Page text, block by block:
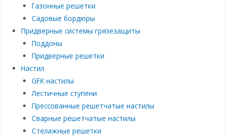
Газонные решетки
Садовые бордюры
Придверные системы грязезащиты
Поддоны
Придверные решетки
Настил
GFK настилы
Лестичные ступени
Прессованные решетчатые настилы
Сварные решетчатые настилы
Стелажные решетки